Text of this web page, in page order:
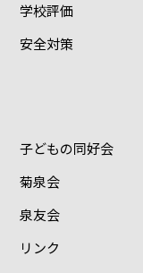
学校評価
安全対策
子どもの同好会
菊泉会
泉友会
リンク